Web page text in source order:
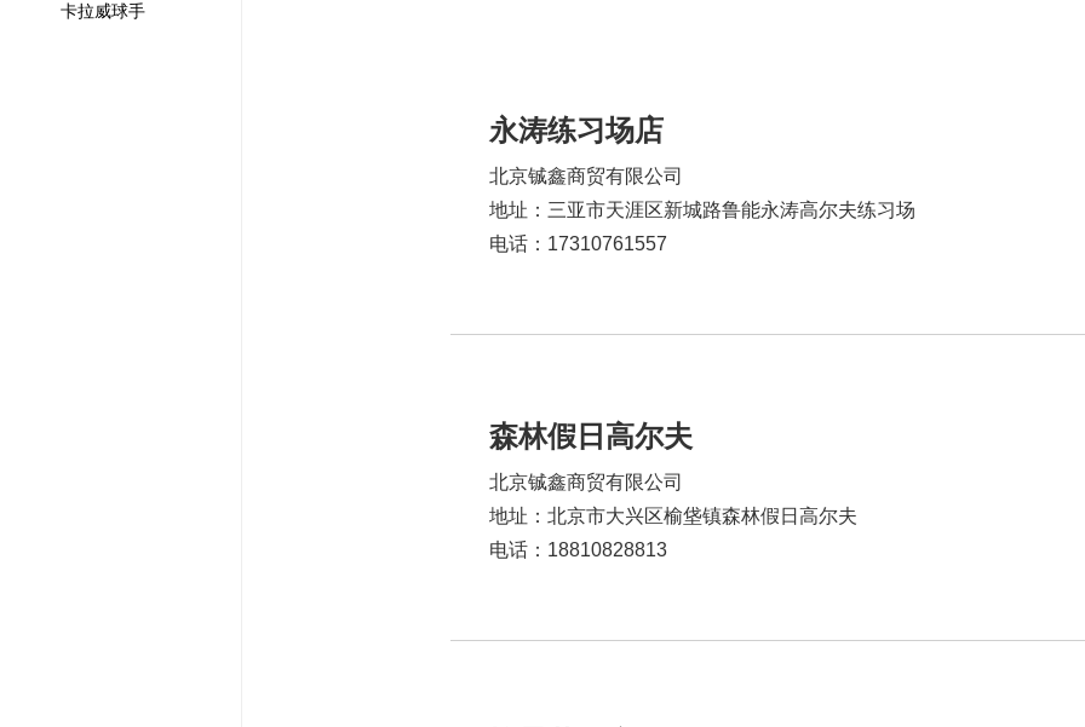
卡拉威球手
永涛练习场店
北京铖鑫商贸有限公司
地址：三亚市天涯区新城路鲁能永涛高尔夫练习场
电话：17310761557
森林假日高尔夫
北京铖鑫商贸有限公司
地址：北京市大兴区榆垡镇森林假日高尔夫
电话：18810828813